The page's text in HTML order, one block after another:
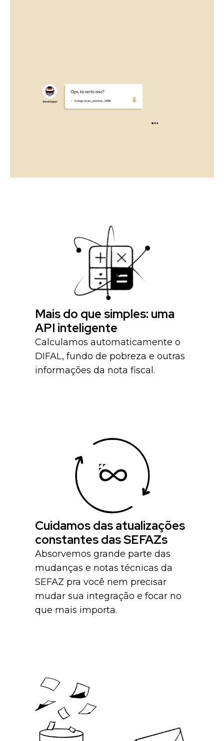
Mais do que simples: uma
API inteligente
Calculamos automaticamente o
DIFAL, fundo de pobreza e outras
informações da nota fiscal.
Cuidamos das atualizações
constantes das SEFAZs
Absorvemos grande parte das
mudanças e notas técnicas da
SEFAZ pra você nem precisar
mudar sua integração e focar no
que mais importa.